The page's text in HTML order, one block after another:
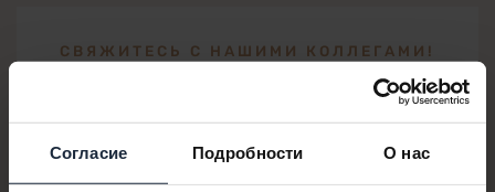
Согласие Подробности О нас
СВЯЖИТЕСЬ С НАШИМИ КОЛЛЕГАМИ!
+36 70 426 4868